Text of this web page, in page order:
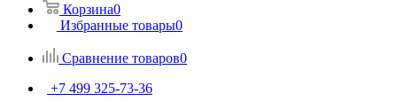
Корзина0
Избранные товары0
Сравнение товаров0
+7 499 325-73-36